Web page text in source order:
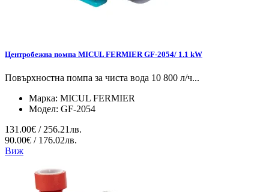
Центробежна помпа MICUL FERMIER GF-2054/ 1.1 kW
Повърхностна помпа за чиста вода 10 800 л/ч...
Марка: MICUL FERMIER
Модел: GF-2054
131.00€ / 256.21лв.
90.00€ / 176.02лв.
Виж